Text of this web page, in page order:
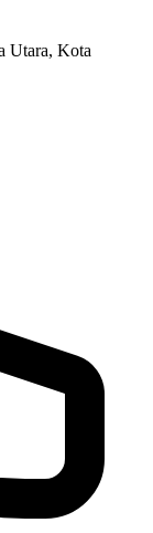
Utara, Kota